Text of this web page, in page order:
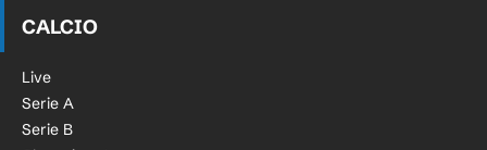
CALCIO
Live
Serie A
Serie B